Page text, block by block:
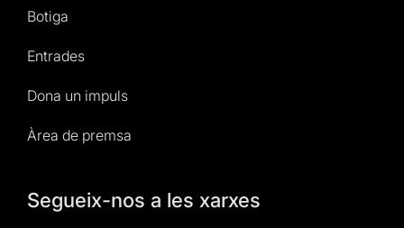
Botiga
Entrades
Dona un impuls
Àrea de premsa
Segueix-nos a les xarxes